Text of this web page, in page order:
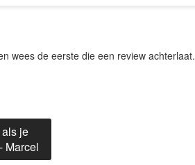
wees de eerste die een review achterlaat.
je
Marcel